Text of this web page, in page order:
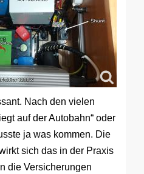
Nach den vielen
auf der Autobahn“ oder
ja was kommen. Die
sich das in der Praxis
die Versicherungen